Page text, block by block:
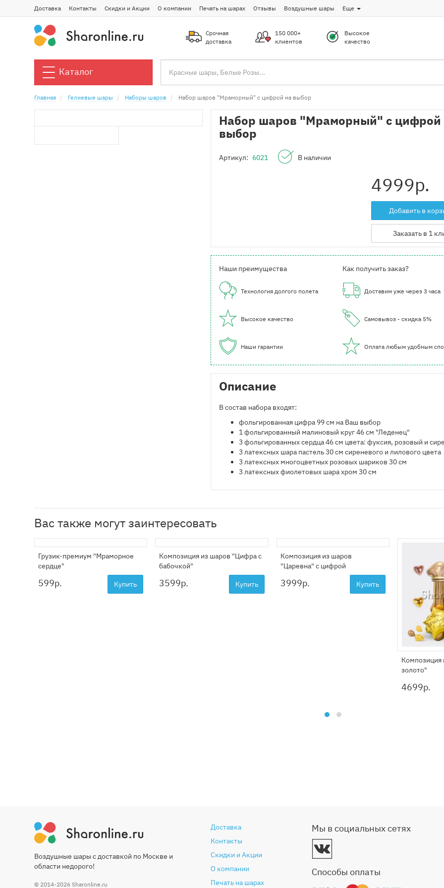
Доставка Контакты Скидки и Акции О компании Печать на шарах Отзывы Воздушные шары Еще
Срочная
доставка
150 000+
клиентов
Высокое
качество
Каталог
Главная Гелиевые шары Наборы шаров Набор шаров "Мраморный" с цифрой на выбор
Набор шаров "Мраморный" с цифрой
выбор
Артикул: 6021 В наличии
4999р.
Добавить в
Заказать в 1
Наши преимущества
Технология долгого полета
Высокое качество
Наши гарантии
Как получить заказ?
Доставим уже через 3 часа
Самовывоз - скидка 5%
Оплата любым удобным
Описание
В состав набора входят:
фольгированная цифра 99 см на Ваш выбор
1 фольгированный малиновый круг 46 см "Леденец"
3 фольгированных сердца 46 см цвета: фуксия, розовый и
3 латексных шара пастель 30 см сиреневого и лилового цвета
3 латексных многоцветных розовых шариков 30 см
3 латексных фиолетовых шара хром 30 см
Вас также могут заинтересовать
Грузик-премиум "Мраморное
сердце"
599р. Купить
Композиция из шаров "Цифра с
бабочкой"
3599р. Купить
Композиция из шаров
"Царевна" с цифрой
3999р. Купить
Композиция
золото"
4699р.
Воздушные шары с доставкой по Москве и
области недорого!
© 2014-2026 Sharonline.ru
Доставка
Контакты
Скидки и Акции
О компании
Печать на шарах
Мы в социальных сетях
Способы оплаты